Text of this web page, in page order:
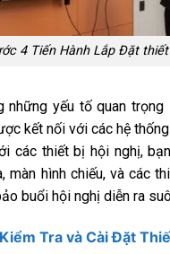
4 Tiến Hành Lắp Đặt
những yếu tố quan
kết nối với các hệ
các thiết bị hội nghị,
màn hình chiếu, và các
buổi hội nghị diễn ra
Tra và Cài Đặt